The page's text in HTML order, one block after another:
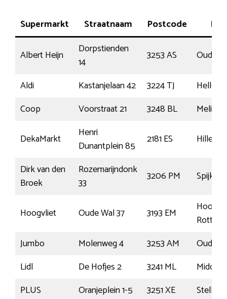
Supermarkt Straatnaam Postcode
Albert Heijn
Dorpstienden
14
3253 AS
Aldi
Kastanjelaan 42 3224 TJ
Coop
Voorstraat 21 3248 BL
DekaMarkt
Henri
Dunantplein 85
2181 ES
Dirk van den
Broek
Rozemarijndonk
33
3206 PM
Hoogvliet Oude Wal 37 3193 EM
Jumbo
Molenweg 4 3253 AM
Lidl
De Hofjes 2 3241 ML
PLUS
Oranjeplein 1-5 3251 XE